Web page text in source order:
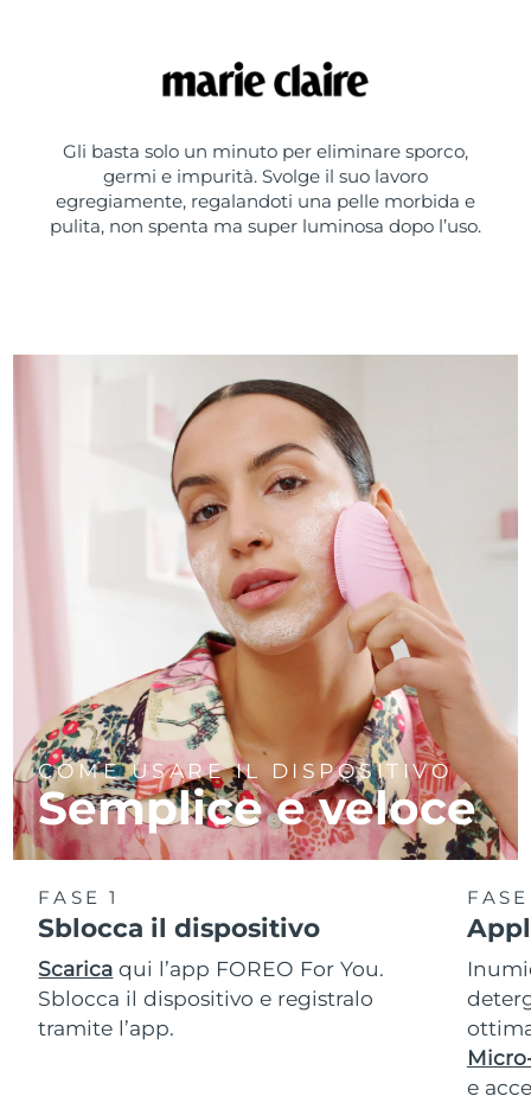
Gli basta solo un minuto per eliminare sporco,
germi e impurità. Svolge il suo lavoro
egregiamente, regalandoti una pelle morbida e
pulita, non spenta ma super luminosa dopo l’uso.
COME USARE IL DISPOSITIVO
Semplice e veloce
FASE 1
Sblocca il dispositivo
Scarica qui l’app FOREO For You.
Sblocca il dispositivo e registralo
tramite l’app.
e